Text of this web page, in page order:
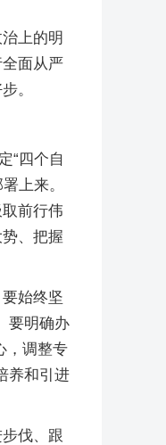
上的明
面从严
。
“四个自
上来。
前行伟
、把握
始终坚
要明确办
，调整专
养和引进
伐、跟